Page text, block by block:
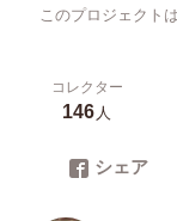
このプロジェクト
コレクター
146人
シェア